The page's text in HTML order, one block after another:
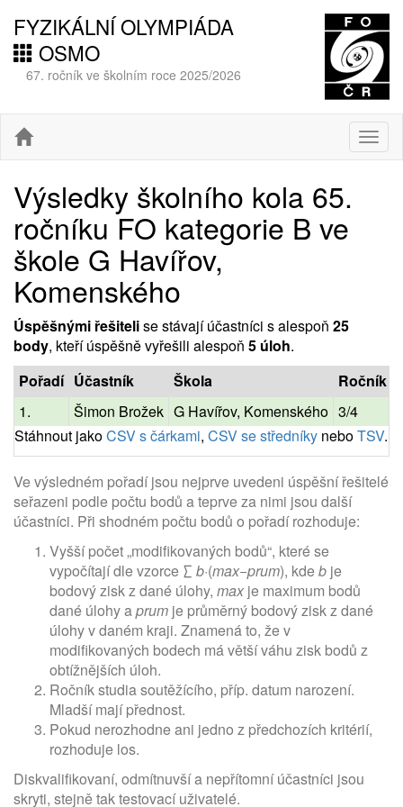
FYZIKÁLNÍ OLYMPIÁDA
OSMO
67. ročník ve školním roce 2025/2026
Výsledky školního kola 65.
ročníku FO kategorie B ve
škole G Havířov,
Komenského
Úspěšnými řešitelise stávají účastníci s alespoň 25
body, kteří úspěšně vyřešili alespoň 5 úloh.
Pořadí Účastník Škola Ročník
1.
Šimon Brožek G Havířov, Komenského 3/4
Stáhnout jakoCSV s čárkami, CSV se středníky neboTSV.
Ve výsledném pořadí jsou nejprve uvedeni úspěšní řešitelé
seřazeni podle počtu bodů a teprve za nimi jsou další
účastníci. Při shodném počtu bodů o pořadí rozhoduje:
Vyšší počet „modifikovaných bodů“, které se
vypočítají dle vzorce ∑ b·(max−prum), kdeb je
bodový zisk z dané úlohy, max je maximum bodů
dané úlohy aprum je průměrný bodový zisk z dané
úlohy v daném kraji. Znamená to, že v
modifikovaných bodech má větší váhu zisk bodů z
obtížnějších úloh.
Ročník studia soutěžícího, příp. datum narození.
Mladší mají přednost.
Pokud nerozhodne ani jedno z předchozích kritérií,
rozhoduje los.
Diskvalifikovaní, odmítnuvší a nepřítomní účastníci jsou
skryti, stejně tak testovací uživatelé.